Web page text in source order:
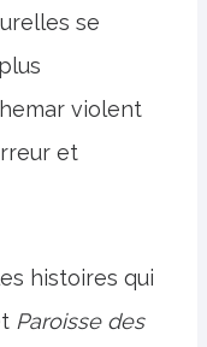
se
violent
et
histoires qui
Paroisse des